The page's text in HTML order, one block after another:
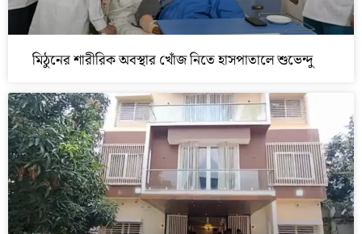
মিঠুনের শারীরিক অবস্থার খোঁজ নিতে হাসপাতালে শুভেন্দু